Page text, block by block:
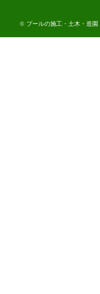
© プールの施工・土木・造